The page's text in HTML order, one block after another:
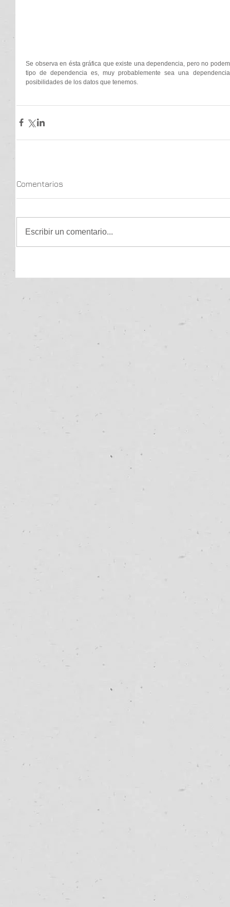
Se observa en ésta gráfica que existe una dependencia, pero no
tipo de dependencia es, muy probablemente sea una
posibilidades de los datos que tenemos.
Comentarios
Escribir un comentario...